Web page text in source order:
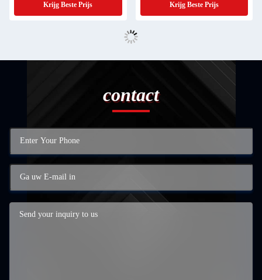
Krijg Beste Prijs Krijg Beste Prijs
contact